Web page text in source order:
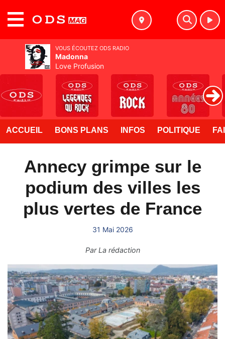
ACCUEIL BONS PLANS INFOS POLITIQUE
Annecy grimpe sur le
podium des villes les
plus vertes de France
31 Mai 2026
ParLa rédaction
VOUS ÉCOUTEZ ODS RADIO
Madonna
Love Profusion